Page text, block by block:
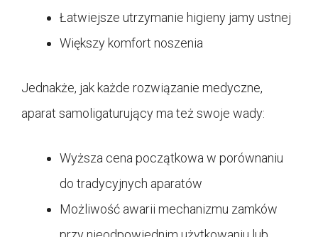
Łatwiejsze utrzymanie higieny jamy ustnej
Większy komfort noszenia
Jednakże, jak każde rozwiązanie medyczne,
aparat samoligaturujący ma też swoje wady:
Wyższa cena początkowa w porównaniu
do tradycyjnych aparatów
Możliwość awarii mechanizmu zamków